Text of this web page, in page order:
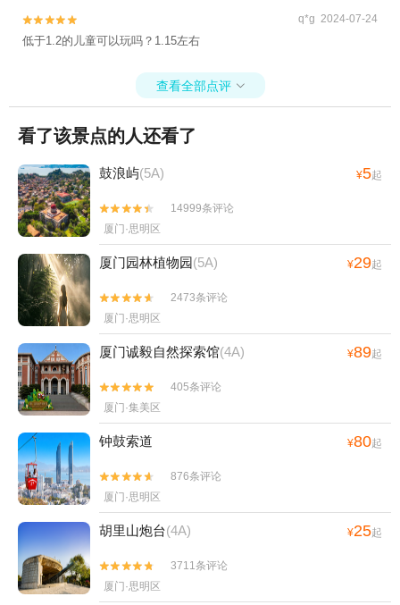

 q*g 2024-07-24
低于1.2的儿童可以玩吗？1.15左右
查看全部点评 
看了该景点的人还看了
鼓浪屿(5A) ¥5起


14999条评论
厦门·思明区
厦门园林植物园(5A) ¥29起


2473条评论
厦门·思明区
厦门诚毅自然探索馆(4A) ¥89起


405条评论
厦门·集美区
钟鼓索道 ¥80起


876条评论
厦门·思明区
胡里山炮台(4A) ¥25起


3711条评论
厦门·思明区